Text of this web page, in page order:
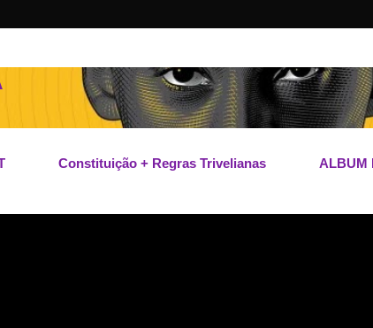
Constituição + Regras Trivelianas ALBUM